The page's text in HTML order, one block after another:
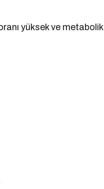
yüksek ve